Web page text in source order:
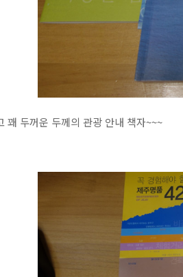
꽤 두꺼운 두께의 관광 안내 책자~~~